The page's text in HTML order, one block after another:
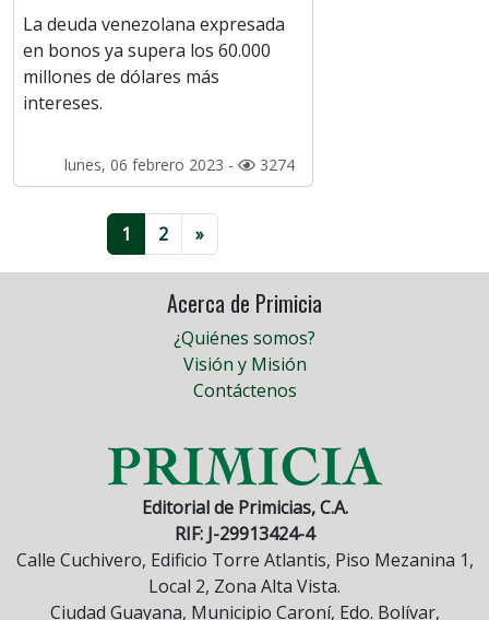
La deuda venezolana expresada
en bonos ya supera los 60.000
millones de dólares más
intereses.
lunes, 06 febrero 2023 - 3274
1 2 »
Acerca de Primicia
¿Quiénes somos?
Visión y Misión
Contáctenos
Editorial de Primicias, C.A.
RIF: J-29913424-4
Calle Cuchivero, Edificio Torre Atlantis, Piso Mezanina 1,
Local 2, Zona Alta Vista.
Ciudad Guayana, Municipio Caroní, Edo. Bolívar,